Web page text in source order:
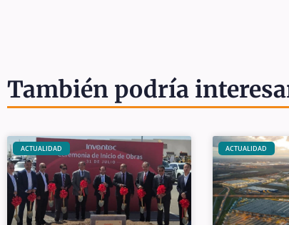
También podría
ACTUALIDAD ACTUALIDAD